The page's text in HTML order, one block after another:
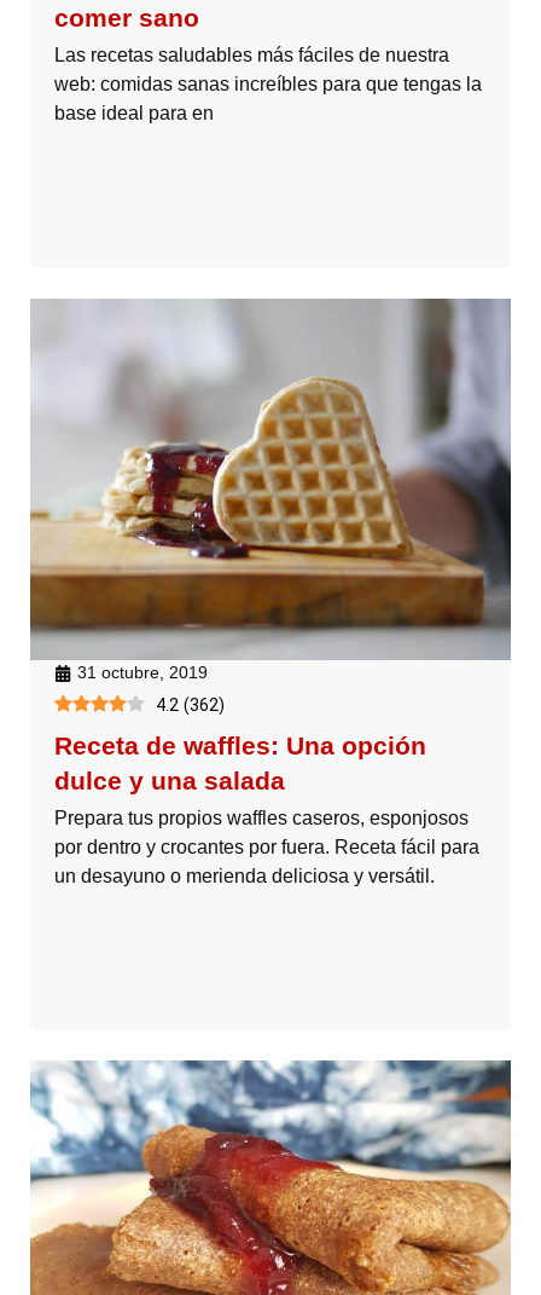
comer sano
Las recetas saludables más fáciles de nuestra
web: comidas sanas increíbles para que tengas la
base ideal para en
31 octubre, 2019
4.2 (362)
Receta de waffles: Una opción
dulce y una salada
Prepara tus propios waffles caseros, esponjosos
por dentro y crocantes por fuera. Receta fácil para
un desayuno o merienda deliciosa y versátil.